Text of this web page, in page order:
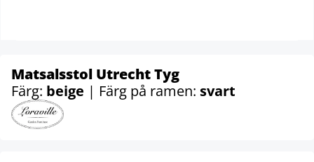
Matsalsstol Utrecht Tyg
Färg: beige | Färg på ramen: svart